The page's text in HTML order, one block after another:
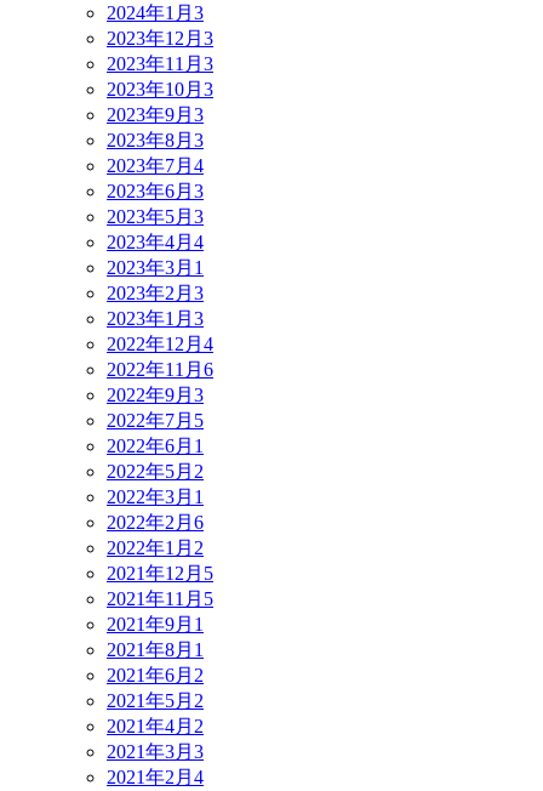
2024年1月 3
2023年12月 3
2023年11月 3
2023年10月 3
2023年9月 3
2023年8月 3
2023年7月 4
2023年6月 3
2023年5月 3
2023年4月 4
2023年3月 1
2023年2月 3
2023年1月 3
2022年12月 4
2022年11月 6
2022年9月 3
2022年7月 5
2022年6月 1
2022年5月 2
2022年3月 1
2022年2月 6
2022年1月 2
2021年12月 5
2021年11月 5
2021年9月 1
2021年8月 1
2021年6月 2
2021年5月 2
2021年4月 2
2021年3月 3
2021年2月 4